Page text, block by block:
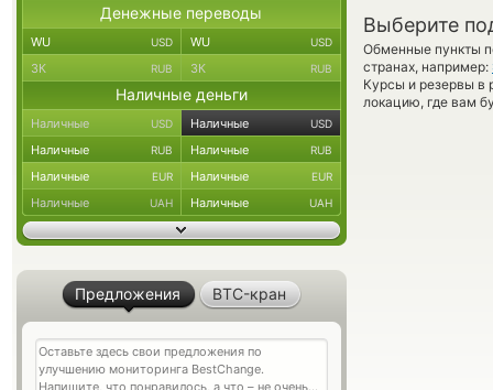
Выберите
Обменные пункты
странах, например:
Курсы и резервы в
локацию, где вам
Денежные переводы
WU USD WU USD
ЗК RUB ЗК RUB
Наличные деньги
Наличные USD Наличные USD
Наличные RUB Наличные RUB
Наличные EUR Наличные EUR
Наличные UAH Наличные UAH
Предложения BTC-кран